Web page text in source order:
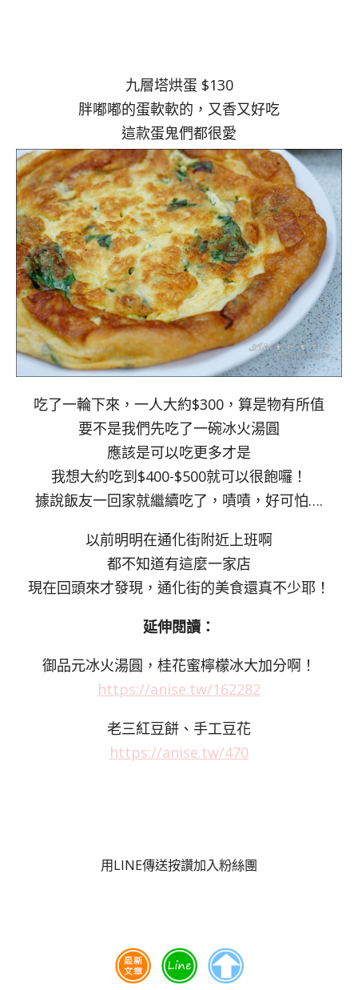
九層塔烘蛋 $130
胖嘟嘟的蛋軟軟的，又香又好吃
這款蛋鬼們都很愛
吃了一輪下來，一人大約$300，算是物有所值
要不是我們先吃了一碗冰火湯圓
應該是可以吃更多才是
我想大約吃到$400-$500就可以很飽囉！
據說飯友一回家就繼續吃了，嘖嘖，好可怕….
以前明明在通化街附近上班啊
都不知道有這麼一家店
現在回頭來才發現，通化街的美食還真不少耶！
延伸閱讀：
御品元冰火湯圓，桂花蜜檸檬冰大加分啊！
https://anise.tw/162282
老三紅豆餅、手工豆花
https://anise.tw/470
用LINE傳送按讚加入粉絲團